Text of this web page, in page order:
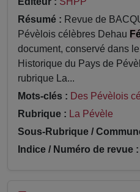
Résumé : Revue de
Pévèlois célèbres Dehau
document, conservé dans
Historique du Pays de
rubrique La...
Mots-clés : Des Pévèlois
Rubrique : La Pévèle
Sous-Rubrique /
Indice / Numéro de revue :